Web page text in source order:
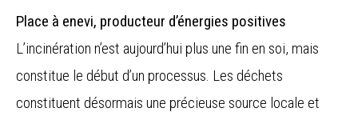
Place à enevi, producteur d’énergies positives
L’incinération n’est aujourd’hui plus une fin en soi, mais
constitue le début d’un processus. Les déchets
constituent désormais une précieuse source locale et